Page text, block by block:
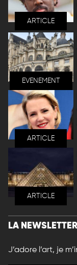
ARTICLE
EVENEMENT
ARTICLE
ARTICLE
LA NEWSLETTER
J’adore l’art, je